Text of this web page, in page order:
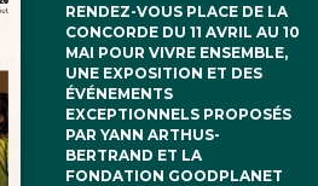
RENDEZ-VOUS PLACE DE LA
CONCORDE DU 11 AVRIL AU 10
MAI POUR VIVRE ENSEMBLE,
UNE EXPOSITION ET DES
ÉVÉNEMENTS
EXCEPTIONNELS PROPOSÉS
PAR YANN ARTHUS-
BERTRAND ET LA
FONDATION GOODPLANET